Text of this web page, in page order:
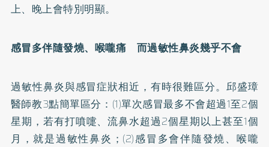
上、晚上會特別明顯。
感冒多伴隨發燒、喉嚨痛 而過敏性鼻炎幾乎不會
過敏性鼻炎與感冒症狀相近，有時很難區分。邱盛璋
醫師教3點簡單區分：(1)單次感冒最多不會超過1至2個
星期，若有打噴嚏、流鼻水超過2個星期以上甚至1個
月，就是過敏性鼻炎；(2)感冒多會伴隨發燒、喉嚨